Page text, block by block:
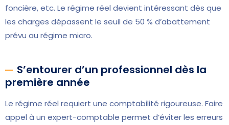
foncière, etc. Le régime réel devient intéressant dès que
les charges dépassent le seuil de 50 % d’abattement
prévu au régime micro.
S’entourer d’un professionnel dès la
première année
Le régime réel requiert une comptabilité rigoureuse. Faire
appel à un expert-comptable permet d’éviter les erreurs